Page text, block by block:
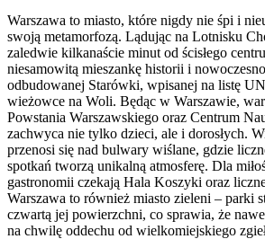
Warszawa to miasto, które nigdy nie śpi i
swoją metamorfozą. Lądując na Lotnisku
zaledwie kilkanaście minut od ścisłego
niesamowitą mieszankę historii i
odbudowanej Starówki, wpisanej na listę
wieżowce na Woli. Będąc w Warszawie,
Powstania Warszawskiego oraz Centrum
zachwyca nie tylko dzieci, ale i dorosłych.
przenosi się nad bulwary wiślane, gdzie
spotkań tworzą unikalną atmosferę. Dla
gastronomii czekają Hala Koszyki oraz
Warszawa to również miasto zieleni – parki
czwartą jej powierzchni, co sprawia, że
na chwilę oddechu od wielkomiejskiego